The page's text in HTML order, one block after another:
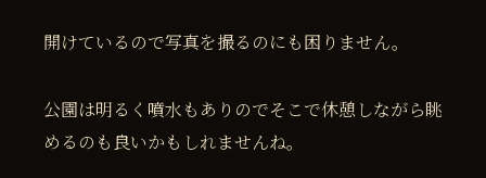
開けているので写真を撮るのにも困りません。
公園は明るく噴水もありのでそこで休憩しながら眺
めるのも良いかもしれませんね。